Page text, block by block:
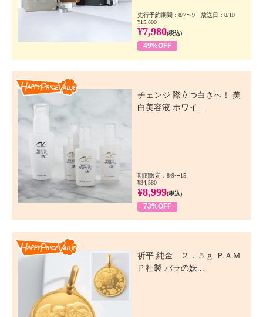
先行予約期間：8/7〜9 放送日：8/10
¥15,800
¥7,980(税込)
49%OFF
チェンジ 際立つ白さへ！ 美
白美容液 ホワイ...
期間限定：8/9〜15
¥34,580
¥8,999(税込)
73%OFF
祈平 純金 ２．５ｇ ＰＡＭ
Ｐ社製 バラの妖...